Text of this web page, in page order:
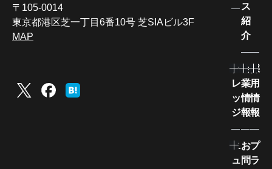
〒105-0014
東京都港区芝一丁目6番10号 芝SIAビル3F
MAP
ス
紹
介
ナ
レ
ッ
ジ
企
業
情
報
採
用
情
報
ニ
ュ
お
問
プ
ラ